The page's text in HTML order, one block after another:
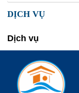
DỊCH VỤ
Dịch vụ